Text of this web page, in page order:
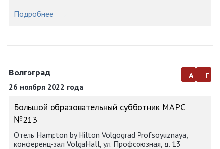
Подробнее
Волгоград
26 ноября 2022 года
а г
Большой образовательный субботник МАРС
№213
Отель Hampton by Hilton Volgograd Profsoyuznaya,
конференц-зал VolgaHall, ул. Профсоюзная, д. 13